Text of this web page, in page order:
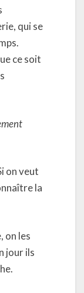
qui se
ce soit
on veut
la
on les
jour ils